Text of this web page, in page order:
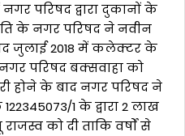
परिषद द्वारा दुकानों के
के नगर परिषद ने नवीन
जुलाई 2018 में कलेक्टर के
परिषद बक्सवाहा को
होने के बाद नगर परिषद ने
1 के द्वारा 2 लाख
को दी ताकि वर्षों से